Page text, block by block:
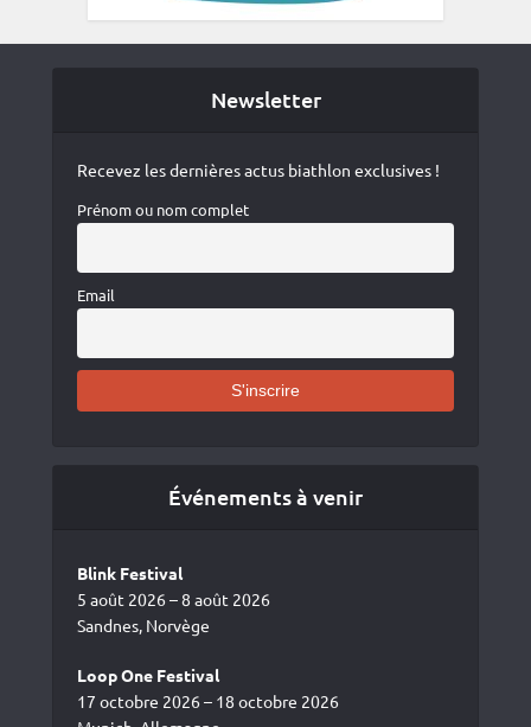
Newsletter
Recevez les dernières actus biathlon exclusives !
Prénom ou nom complet
Email
Événements à venir
Blink Festival
5 août 2026 – 8 août 2026
Sandnes, Norvège
Loop One Festival
17 octobre 2026 – 18 octobre 2026